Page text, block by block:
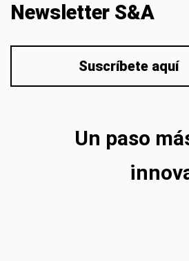
Newsletter S&A
Suscríbete aquí
Un paso